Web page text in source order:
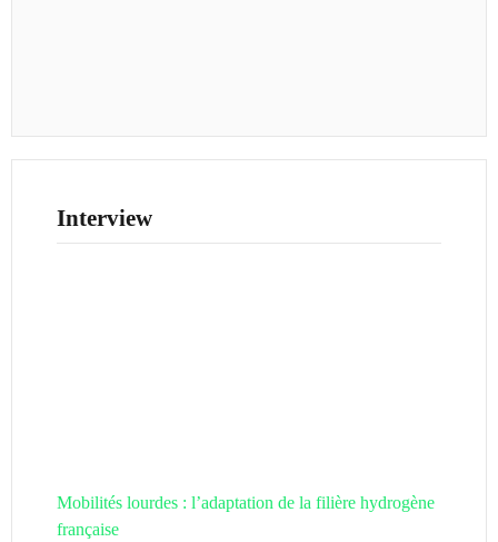
Interview
Mobilités lourdes : l’adaptation de la filière hydrogène
française